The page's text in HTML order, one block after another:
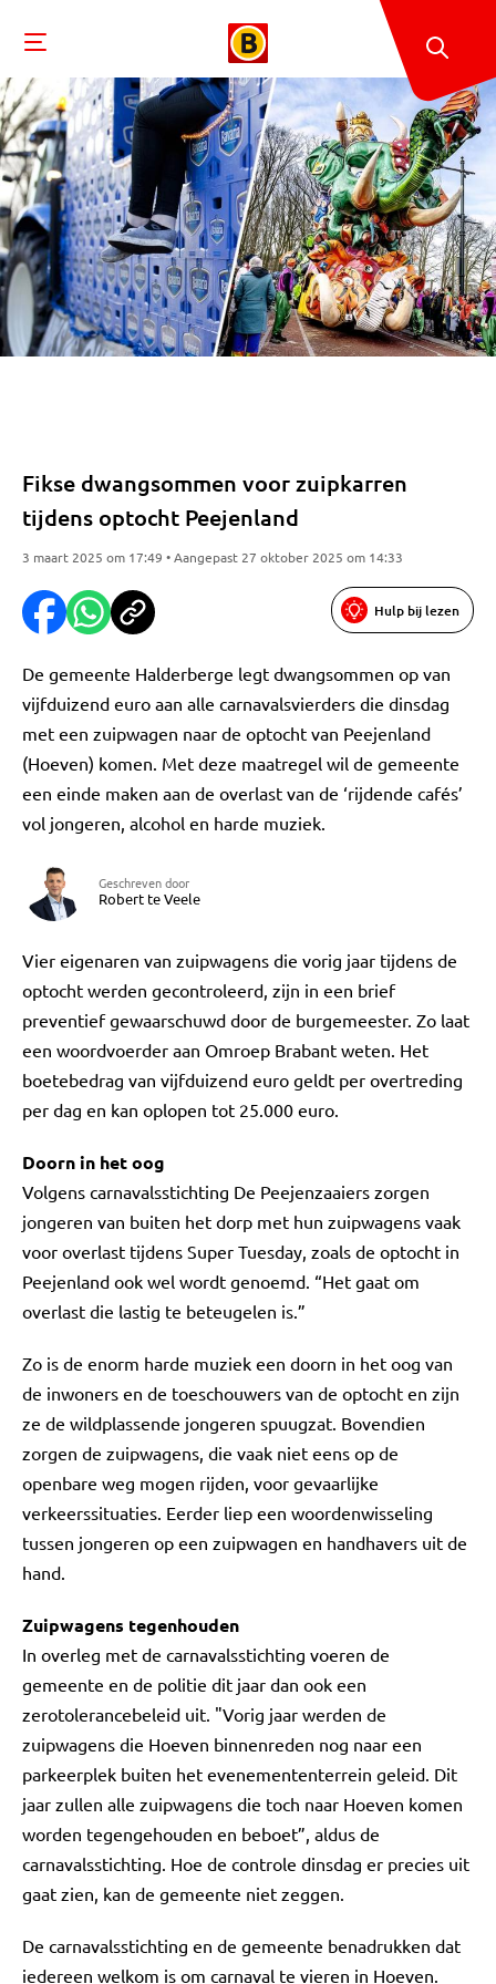
Fikse dwangsommen voor zuipkarren
tijdens optocht Peejenland
3 maart 2025 om 17:49 • Aangepast 27 oktober 2025 om 14:33
Hulp bij lezen
De gemeente Halderberge legt dwangsommen op van
vijfduizend euro aan alle carnavalsvierders die dinsdag
met een zuipwagen naar de optocht van Peejenland
(Hoeven) komen. Met deze maatregel wil de gemeente
een einde maken aan de overlast van de ‘rijdende cafés’
vol jongeren, alcohol en harde muziek.
Geschreven door
Robert te Veele
Vier eigenaren van zuipwagens die vorig jaar tijdens de
optocht werden gecontroleerd, zijn in een brief
preventief gewaarschuwd door de burgemeester. Zo laat
een woordvoerder aan Omroep Brabant weten. Het
boetebedrag van vijfduizend euro geldt per overtreding
per dag en kan oplopen tot 25.000 euro.
Doorn in het oog
Volgens carnavalsstichting De Peejenzaaiers zorgen
jongeren van buiten het dorp met hun zuipwagens vaak
voor overlast tijdens Super Tuesday, zoals de optocht in
Peejenland ook wel wordt genoemd. “Het gaat om
overlast die lastig te beteugelen is.”
Zo is de enorm harde muziek een doorn in het oog van
de inwoners en de toeschouwers van de optocht en zijn
ze de wildplassende jongeren spuugzat. Bovendien
zorgen de zuipwagens, die vaak niet eens op de
openbare weg mogen rijden, voor gevaarlijke
verkeerssituaties. Eerder liep een woordenwisseling
tussen jongeren op een zuipwagen en handhavers uit de
hand.
Zuipwagens tegenhouden
In overleg met de carnavalsstichting voeren de
gemeente en de politie dit jaar dan ook een
zerotolerancebeleid uit. "Vorig jaar werden de
zuipwagens die Hoeven binnenreden nog naar een
parkeerplek buiten het evenemententerrein geleid. Dit
jaar zullen alle zuipwagens die toch naar Hoeven komen
worden tegengehouden en beboet”, aldus de
carnavalsstichting. Hoe de controle dinsdag er precies uit
gaat zien, kan de gemeente niet zeggen.
De carnavalsstichting en de gemeente benadrukken dat
iedereen welkom is om carnaval te vieren in Hoeven.